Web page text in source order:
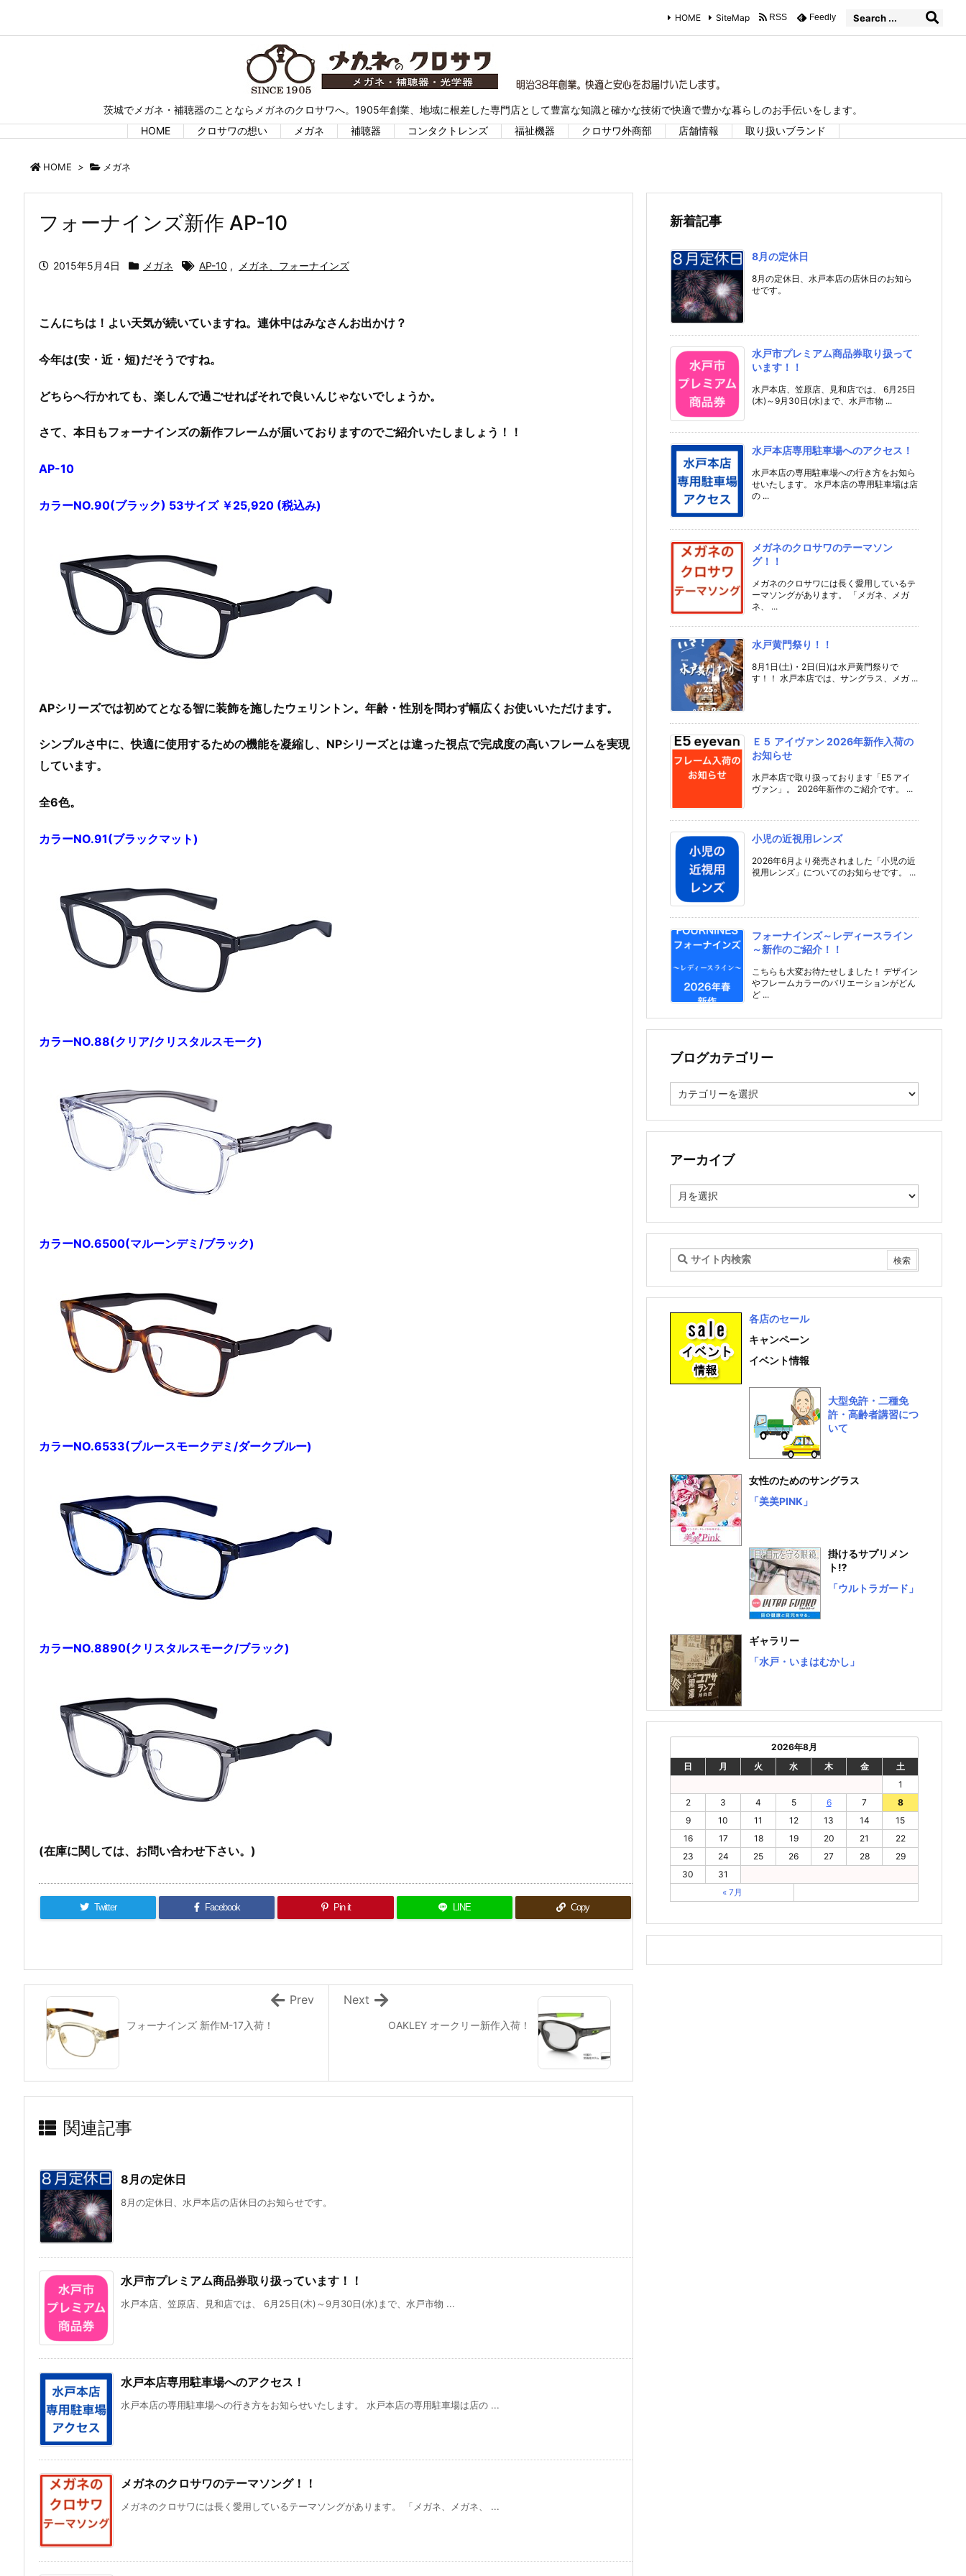
茨城でメガネ・補聴器のことならメガネのクロサワへ。1905年創業、地域に根差した専門店として豊富な知識と確かな技術で快適で豊かな暮らしのお手伝いをします。
HOME
クロサワの想い メガネ 補聴器 コンタクトレンズ 福祉機器 クロサワ外商部 店舗情報 取り扱いブランド
HOME SiteMap RSS Feedly
HOME > メガネ
フォーナインズ新作 AP-10
2015年5月4日 メガネ AP-10 , メガネ、フォーナインズ
こんにちは！よい天気が続いていますね。連休中はみなさんお出かけ？
今年は(安・近・短)だそうですね。
どちらへ行かれても、楽しんで過ごせればそれで良いんじゃないでしょうか。
さて、本日もフォーナインズの新作フレームが届いておりますのでご紹介いたしましょう！！
AP-10
カラーNO.90(ブラック) 53サイズ ￥25,920 (税込み)
APシリーズでは初めてとなる智に装飾を施したウェリントン。年齢・性別を問わず幅広くお使いいただけます。
シンプルさ中に、快適に使用するための機能を凝縮し、NPシリーズとは違った視点で完成度の高いフレームを実現
しています。
全6色。
カラーNO.91(ブラックマット)
カラーNO.88(クリア/クリスタルスモーク)
カラーNO.6500(マルーンデミ/ブラック)
カラーNO.6533(ブルースモークデミ/ダークブルー)
カラーNO.8890(クリスタルスモーク/ブラック)
(在庫に関しては、お問い合わせ下さい。)
Twitter Facebook Pin it LINE Copy
OAKLEY オークリー新作入荷！
Next
フォーナインズ 新作M-17入荷！
Prev
関連記事
8月の定休日
8月の定休日、水戸本店の店休日のお知らせです。
水戸市プレミアム商品券取り扱っています！！
水戸本店、笠原店、見和店では、 6月25日(木)～9月30日(水)まで、水戸市物 ...
水戸本店専用駐車場へのアクセス！
水戸本店の専用駐車場への行き方をお知らせいたします。 水戸本店の専用駐車場は店の ...
メガネのクロサワのテーマソング！！
メガネのクロサワには長く愛用しているテーマソングがあります。 「メガネ、メガネ、 ...
新着記事
8月の定休日
8月の定休日、水戸本店の店休日のお知ら
せです。
水戸市プレミアム商品券取り扱って
います！！
水戸本店、笠原店、見和店では、 6月25日
(木)～9月30日(水)まで、水戸市物 ...
水戸本店専用駐車場へのアクセス！
水戸本店の専用駐車場への行き方をお知ら
せいたします。 水戸本店の専用駐車場は店
の ...
メガネのクロサワのテーマソン
グ！！
メガネのクロサワには長く愛用しているテ
ーマソングがあります。 「メガネ、メガ
ネ、 ...
水戸黄門祭り！！
8月1日(土)・2日(日)は水戸黄門祭りで
す！！ 水戸本店では、サングラス、メガ ...
Ｅ５ アイヴァン 2026年新作入荷の
お知らせ
水戸本店で取り扱っております「E5 アイ
ヴァン」。 2026年新作のご紹介です。 ...
小児の近視用レンズ
2026年6月より発売されました「小児の近
視用レンズ」についてのお知らせです。 ...
フォーナインズ～レディースライン
～新作のご紹介！！
こちらも大変お待たせしました！ デザイン
やフレームカラーのバリエーションがどん
ど ...
ブログカテゴリー
ロ
カ
ゴ
ー
アーカイブ
ー
イ
各店のセール
キャンペーン
イベント情報
大型免許・二種免
許・高齢者講習につ
いて
女性のためのサングラス
「美美PINK」
掛けるサプリメン
ト⁉
「ウルトラガード」
ギャラリー
「水戸・いまはむかし」
2026年8月
日
月 火 水 木 金
土
1
2
3 4 5 6 7
8
9
10 11 12 13 14
15
16
17 18 19 20 21
22
23
24 25 26 27 28
29
30
31
« 7月